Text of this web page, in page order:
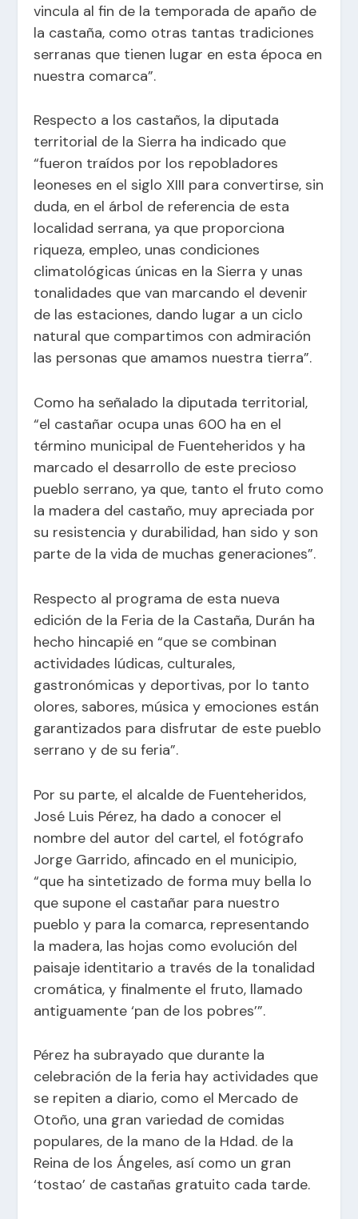
vincula al fin de la temporada de apaño de
la castaña, como otras tantas tradiciones
serranas que tienen lugar en esta época en
nuestra comarca”.
Respecto a los castaños, la diputada
territorial de la Sierra ha indicado que
“fueron traídos por los repobladores
leoneses en el siglo XIII para convertirse, sin
duda, en el árbol de referencia de esta
localidad serrana, ya que proporciona
riqueza, empleo, unas condiciones
climatológicas únicas en la Sierra y unas
tonalidades que van marcando el devenir
de las estaciones, dando lugar a un ciclo
natural que compartimos con admiración
las personas que amamos nuestra tierra”.
Como ha señalado la diputada territorial,
“el castañar ocupa unas 600 ha en el
término municipal de Fuenteheridos y ha
marcado el desarrollo de este precioso
pueblo serrano, ya que, tanto el fruto como
la madera del castaño, muy apreciada por
su resistencia y durabilidad, han sido y son
parte de la vida de muchas generaciones”.
Respecto al programa de esta nueva
edición de la Feria de la Castaña, Durán ha
hecho hincapié en “que se combinan
actividades lúdicas, culturales,
gastronómicas y deportivas, por lo tanto
olores, sabores, música y emociones están
garantizados para disfrutar de este pueblo
serrano y de su feria”.
Por su parte, el alcalde de Fuenteheridos,
José Luis Pérez, ha dado a conocer el
nombre del autor del cartel, el fotógrafo
Jorge Garrido, afincado en el municipio,
“que ha sintetizado de forma muy bella lo
que supone el castañar para nuestro
pueblo y para la comarca, representando
la madera, las hojas como evolución del
paisaje identitario a través de la tonalidad
cromática, y finalmente el fruto, llamado
antiguamente ‘pan de los pobres’”.
Pérez ha subrayado que durante la
celebración de la feria hay actividades que
se repiten a diario, como el Mercado de
Otoño, una gran variedad de comidas
populares, de la mano de la Hdad. de la
Reina de los Ángeles, así como un gran
‘tostao’ de castañas gratuito cada tarde.